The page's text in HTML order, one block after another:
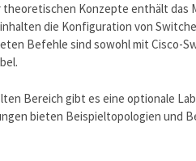
Konzepte enthält das
die Konfiguration von
Befehle sind sowohl mit Cisco-
Bereich gibt es eine optionale
bieten Beispieltopologien und